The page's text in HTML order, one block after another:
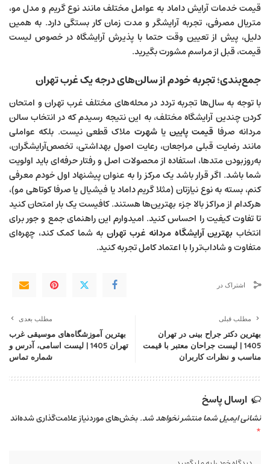
قیمت خدمات آرایش داماد به عوامل مختلف مانند نوع گریم و مدل مو،
متریال مصرفی، تجربه آرایشگر و مدت زمان کار بستگی دارد. به همین
دلیل، پیش از تعیین وقت حتما با پذیرش آرایشگاه در خصوص لیست
قیمت، قبل از مراسم مشورت بگیرید.
جمع‌بندی؛ تجربه خودم از سالن‌های درجه یک غرب تهران
با توجه به سال‌ها تجربه تردد در محله‌های مختلف غرب تهران و امتحان
کردن چندین آرایشگاه مختلف، به این نتیجه رسیدم که در انتخاب سالن
مردانه صرفا قیمت پایینیاشهرت ملاک قطعی نیست. بلکه عواملی
مانند رضایت قبلی مراجعان، رعایت اصول بهداشتی، تخصص‌آرایشگران،
به‌روزبودن متدها، استفاده از محصولات اصل و رفتار حرفه‌ای باید اولویت
شما باشد. اگر قرار باشد یک مرکز را به عنوان پیشنهاد اول خودم معرفی
کنم، بسته به نوع نیازتان (مثلا گریم داماد یا فیشیال یا صرفا کوتاهی مو)،
هرکدام از مراکز بالا جزء بهترین‌ها هستند. کافیست یک بار امتحان کنید
تا تفاوت کیفیت را احساس کنید. امیدوارم این راهنمای جمع ‌و جور برای
انتخاب بهترین آرایشگاه مردانه غرب تهران به شما کمک کند، چهره‌ای
متفاوت و شاداب‌تر را با اعتماد کامل تجربه کنید.
اشتراک در
مطلب قبلی
بهترین دکتر جراح بینی در تهران
1405 | لیست جراحان معتبر با قیمت
مناسب و نظرات کاربران
مطلب بعدی
بهترین آموزشگاه‌های موسیقی غرب
تهران 1405 | لیست اسامی، آدرس و
شماره تماس
ارسال پاسخ
نشانی ایمیل شما منتشر نخواهد شد.بخش‌های موردنیاز علامت‌گذاری شده‌اند
*